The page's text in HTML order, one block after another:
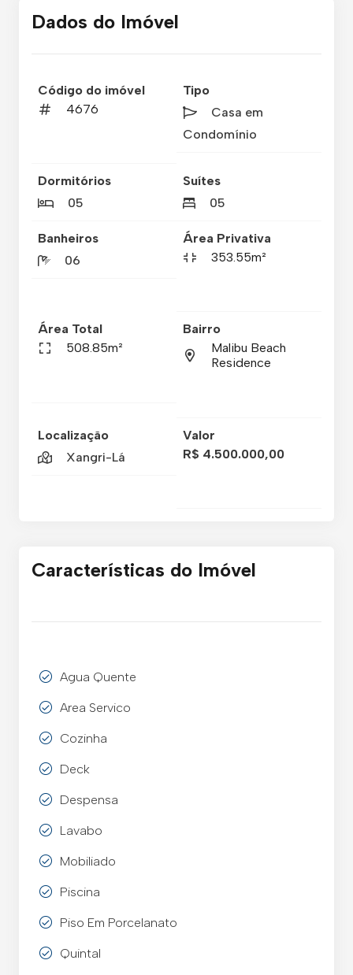
Dados do Imóvel
Código do imóvel
4676
Tipo
Casa em
Condomínio
Dormitórios
05
Suítes
05
Banheiros
06
Área Privativa
353.55m²
Área Total
508.85m²
Bairro
Malibu Beach
Residence
Localização
Xangri-Lá
Valor
R$ 4.500.000,00
Características do Imóvel
Agua Quente
Area Servico
Cozinha
Deck
Despensa
Lavabo
Mobiliado
Piscina
Piso Em Porcelanato
Quintal